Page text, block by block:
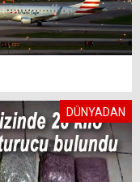
DÜNYADAN